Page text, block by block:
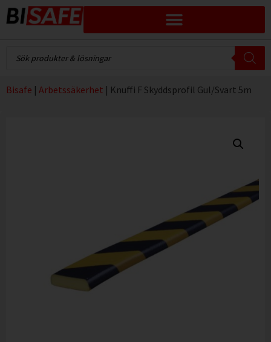
Bisafe | Arbetssäkerhet | Knuffi F Skyddsprofil Gul/Svart 5m